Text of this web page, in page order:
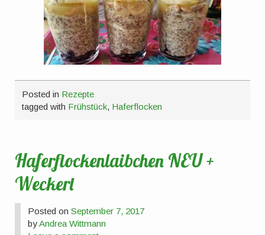
Posted in Rezepte
tagged with Frühstück, Haferflocken
Haferflockenlaibchen NEU +
Weckerl
Posted onSeptember 7, 2017
byAndrea Wittmann